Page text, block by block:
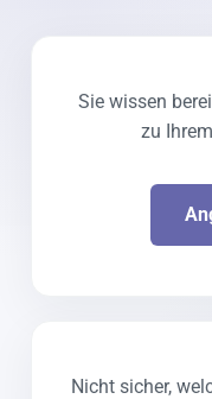
Sie wissen
zu
Nicht sicher,